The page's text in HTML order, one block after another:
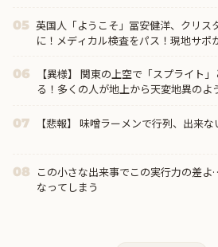
05 英国人「ようこそ」冨安健洋、クリス
に！メディカル検査をパス！現地サポ
06
【異様】 関東の上空で「スプライト
る！多くの人が地上から天変地異のよ
07 【悲報】 味噌ラーメンで行列、出来な
08
この小さな出来事でこの実行力の差
なってしまう